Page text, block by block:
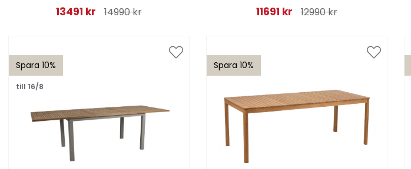
13491 kr 14990 kr 11691 kr 12990 kr
Spara 10%
till 16/8
Spara 10%